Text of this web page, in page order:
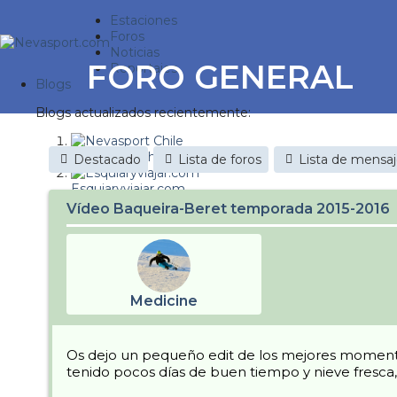
Estaciones
Foros
Noticias
Reportajes
Blogs
Blogs actualizados recientemente:
Nevasport Chile
Esquiaryviajar.com
nevasport blog
Discovery Snow
It's a powder da
Diario de un friki
Revista NIX
FORO GENERAL
Destacado Lista de foros Lista de
Vídeo Baqueira-Beret temporada 2015-2016
Medicine
Os dejo un pequeño edit de los mejores
tenido pocos días de buen tiempo y nieve